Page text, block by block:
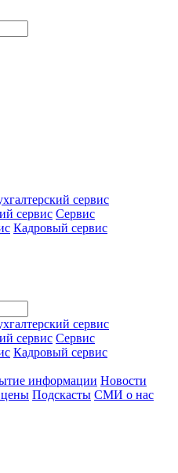
сервис
сервис Сервис
Кадровый сервис
сервис
сервис Сервис
Кадровый сервис
информации Новости
цены Подскасты СМИ о нас